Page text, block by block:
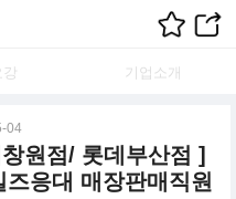
기업소개
04
원점/ 롯데부산점 ]
응대 매장판매직원